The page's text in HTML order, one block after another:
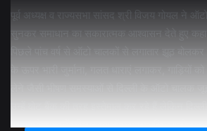
पूर्व अध्यक्ष व राज्यसभा सांसद श्री विजय गोयल ने
सुनकर समाधान का सकारात्मक आश्वासन देते हुए
पिछले पांच वर्ष से ऑटो चालकों से लगातार झूठ